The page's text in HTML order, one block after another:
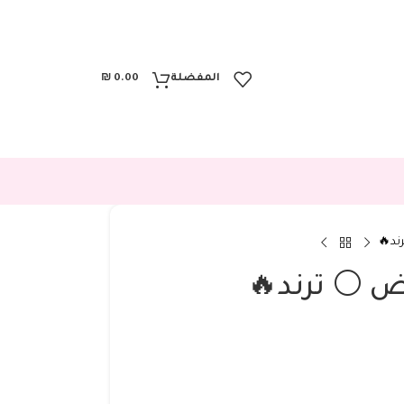
المفضلة ₪ 0.00